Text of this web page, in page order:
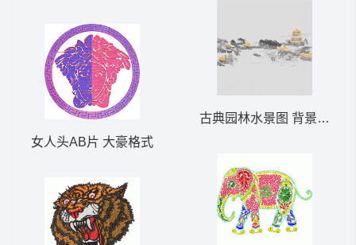
女人头AB片 大豪格式
古典园林水景图 背景阁楼